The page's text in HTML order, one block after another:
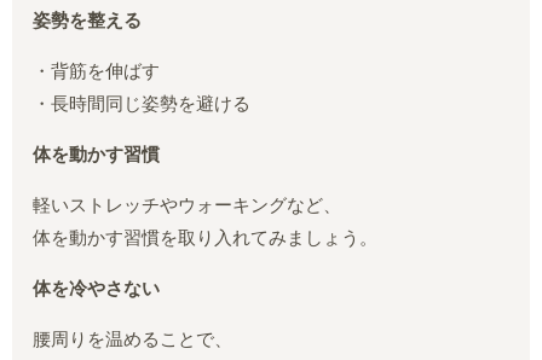
姿勢を整える
・背筋を伸ばす
・長時間同じ姿勢を避ける
体を動かす習慣
軽いストレッチやウォーキングなど、
体を動かす習慣を取り入れてみましょう。
体を冷やさない
腰周りを温めることで、